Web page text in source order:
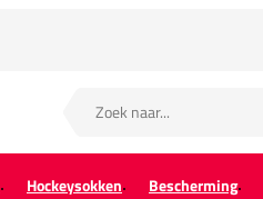
Hockeysokken Bescherming